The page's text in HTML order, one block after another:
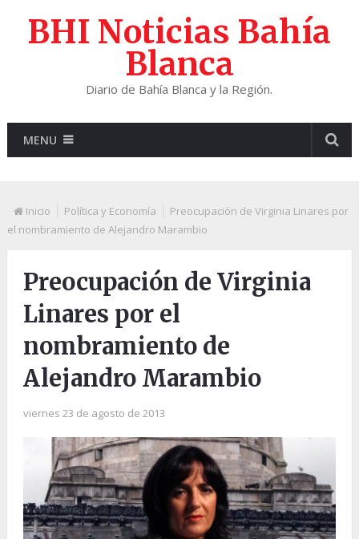
BHI Noticias Bahía
Blanca
Diario de Bahía Blanca y la Región.
MENU
Inicio Política y Economía
Preocupación de Virginia Linares por
el nombramiento de Alejandro Marambio
Preocupación de Virginia
Linares por el
nombramiento de
Alejandro Marambio
viernes 23 de agosto de 2013